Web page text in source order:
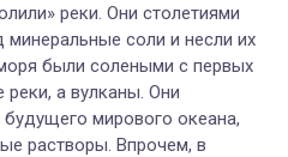
реки. Они столетиями
соли и несли их
были солеными с первых
а вулканы. Они
будущего мирового океана,
растворы. Впрочем, в